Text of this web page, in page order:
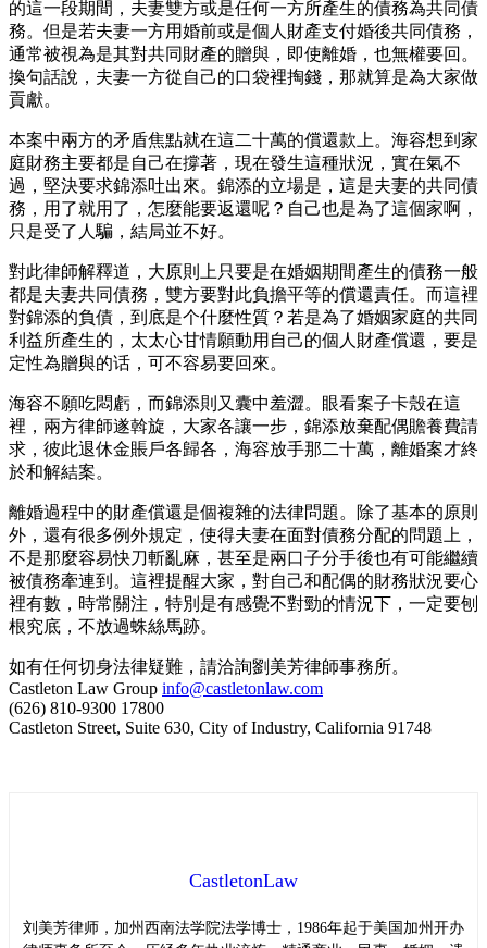
的這一段期間，夫妻雙方或是任何一方所產生的債務為共同債
務。但是若夫妻一方用婚前或是個人財產支付婚後共同債務，
通常被視為是其對共同財產的贈與，即使離婚，也無權要回。
換句話說，夫妻一方從自己的口袋裡掏錢，那就算是為大家做
貢獻。
本案中兩方的矛盾焦點就在這二十萬的償還款上。海容想到家
庭財務主要都是自己在撐著，現在發生這種狀況，實在氣不
過，堅決要求錦添吐出來。錦添的立場是，這是夫妻的共同債
務，用了就用了，怎麼能要返還呢？自己也是為了這個家啊，
只是受了人騙，結局並不好。
對此律師解釋道，大原則上只要是在婚姻期間產生的債務一般
都是夫妻共同債務，雙方要對此負擔平等的償還責任。而這裡
對錦添的負債，到底是个什麼性質？若是為了婚姻家庭的共同
利益所產生的，太太心甘情願動用自己的個人財產償還，要是
定性為贈與的话，可不容易要回來。
海容不願吃悶虧，而錦添則又囊中羞澀。眼看案子卡殼在這
裡，兩方律師遂斡旋，大家各讓一步，錦添放棄配偶贍養費請
求，彼此退休金賬戶各歸各，海容放手那二十萬，離婚案才終
於和解結案。
離婚過程中的財產償還是個複雜的法律問題。除了基本的原則
外，還有很多例外規定，使得夫妻在面對債務分配的問題上，
不是那麼容易快刀斬亂麻，甚至是兩口子分手後也有可能繼續
被債務牽連到。這裡提醒大家，對自己和配偶的財務狀況要心
裡有數，時常關注，特別是有感覺不對勁的情況下，一定要刨
根究底，不放過蛛絲馬跡。
如有任何切身法律疑難，請洽詢劉美芳律師事務所。
Castleton Law Group info@castletonlaw.com
(626) 810-9300 17800
Castleton Street, Suite 630, City of Industry, California 91748
CastletonLaw
刘美芳律师，加州西南法学院法学博士，1986年起于美国加州开办